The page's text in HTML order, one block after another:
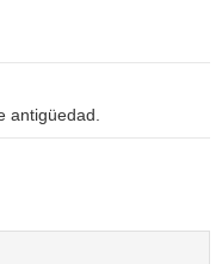
antigüedad.